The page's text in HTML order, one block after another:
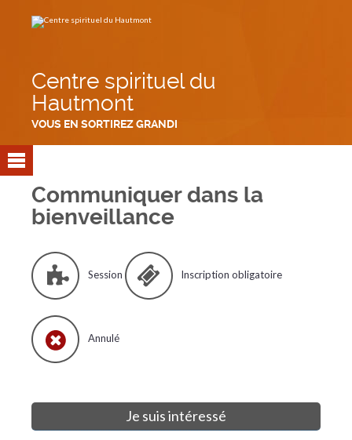
contenu.
Centre spirituel du
Hautmont
VOUS EN SORTIREZ GRANDI
Communiquer dans la
bienveillance
Session Inscription obligatoire
Annulé
Je suis intéressé